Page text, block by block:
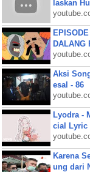
laskan
DALANG
Aksi
esal - 86
Lyodra -
cial Lyric
Karena
ung dari